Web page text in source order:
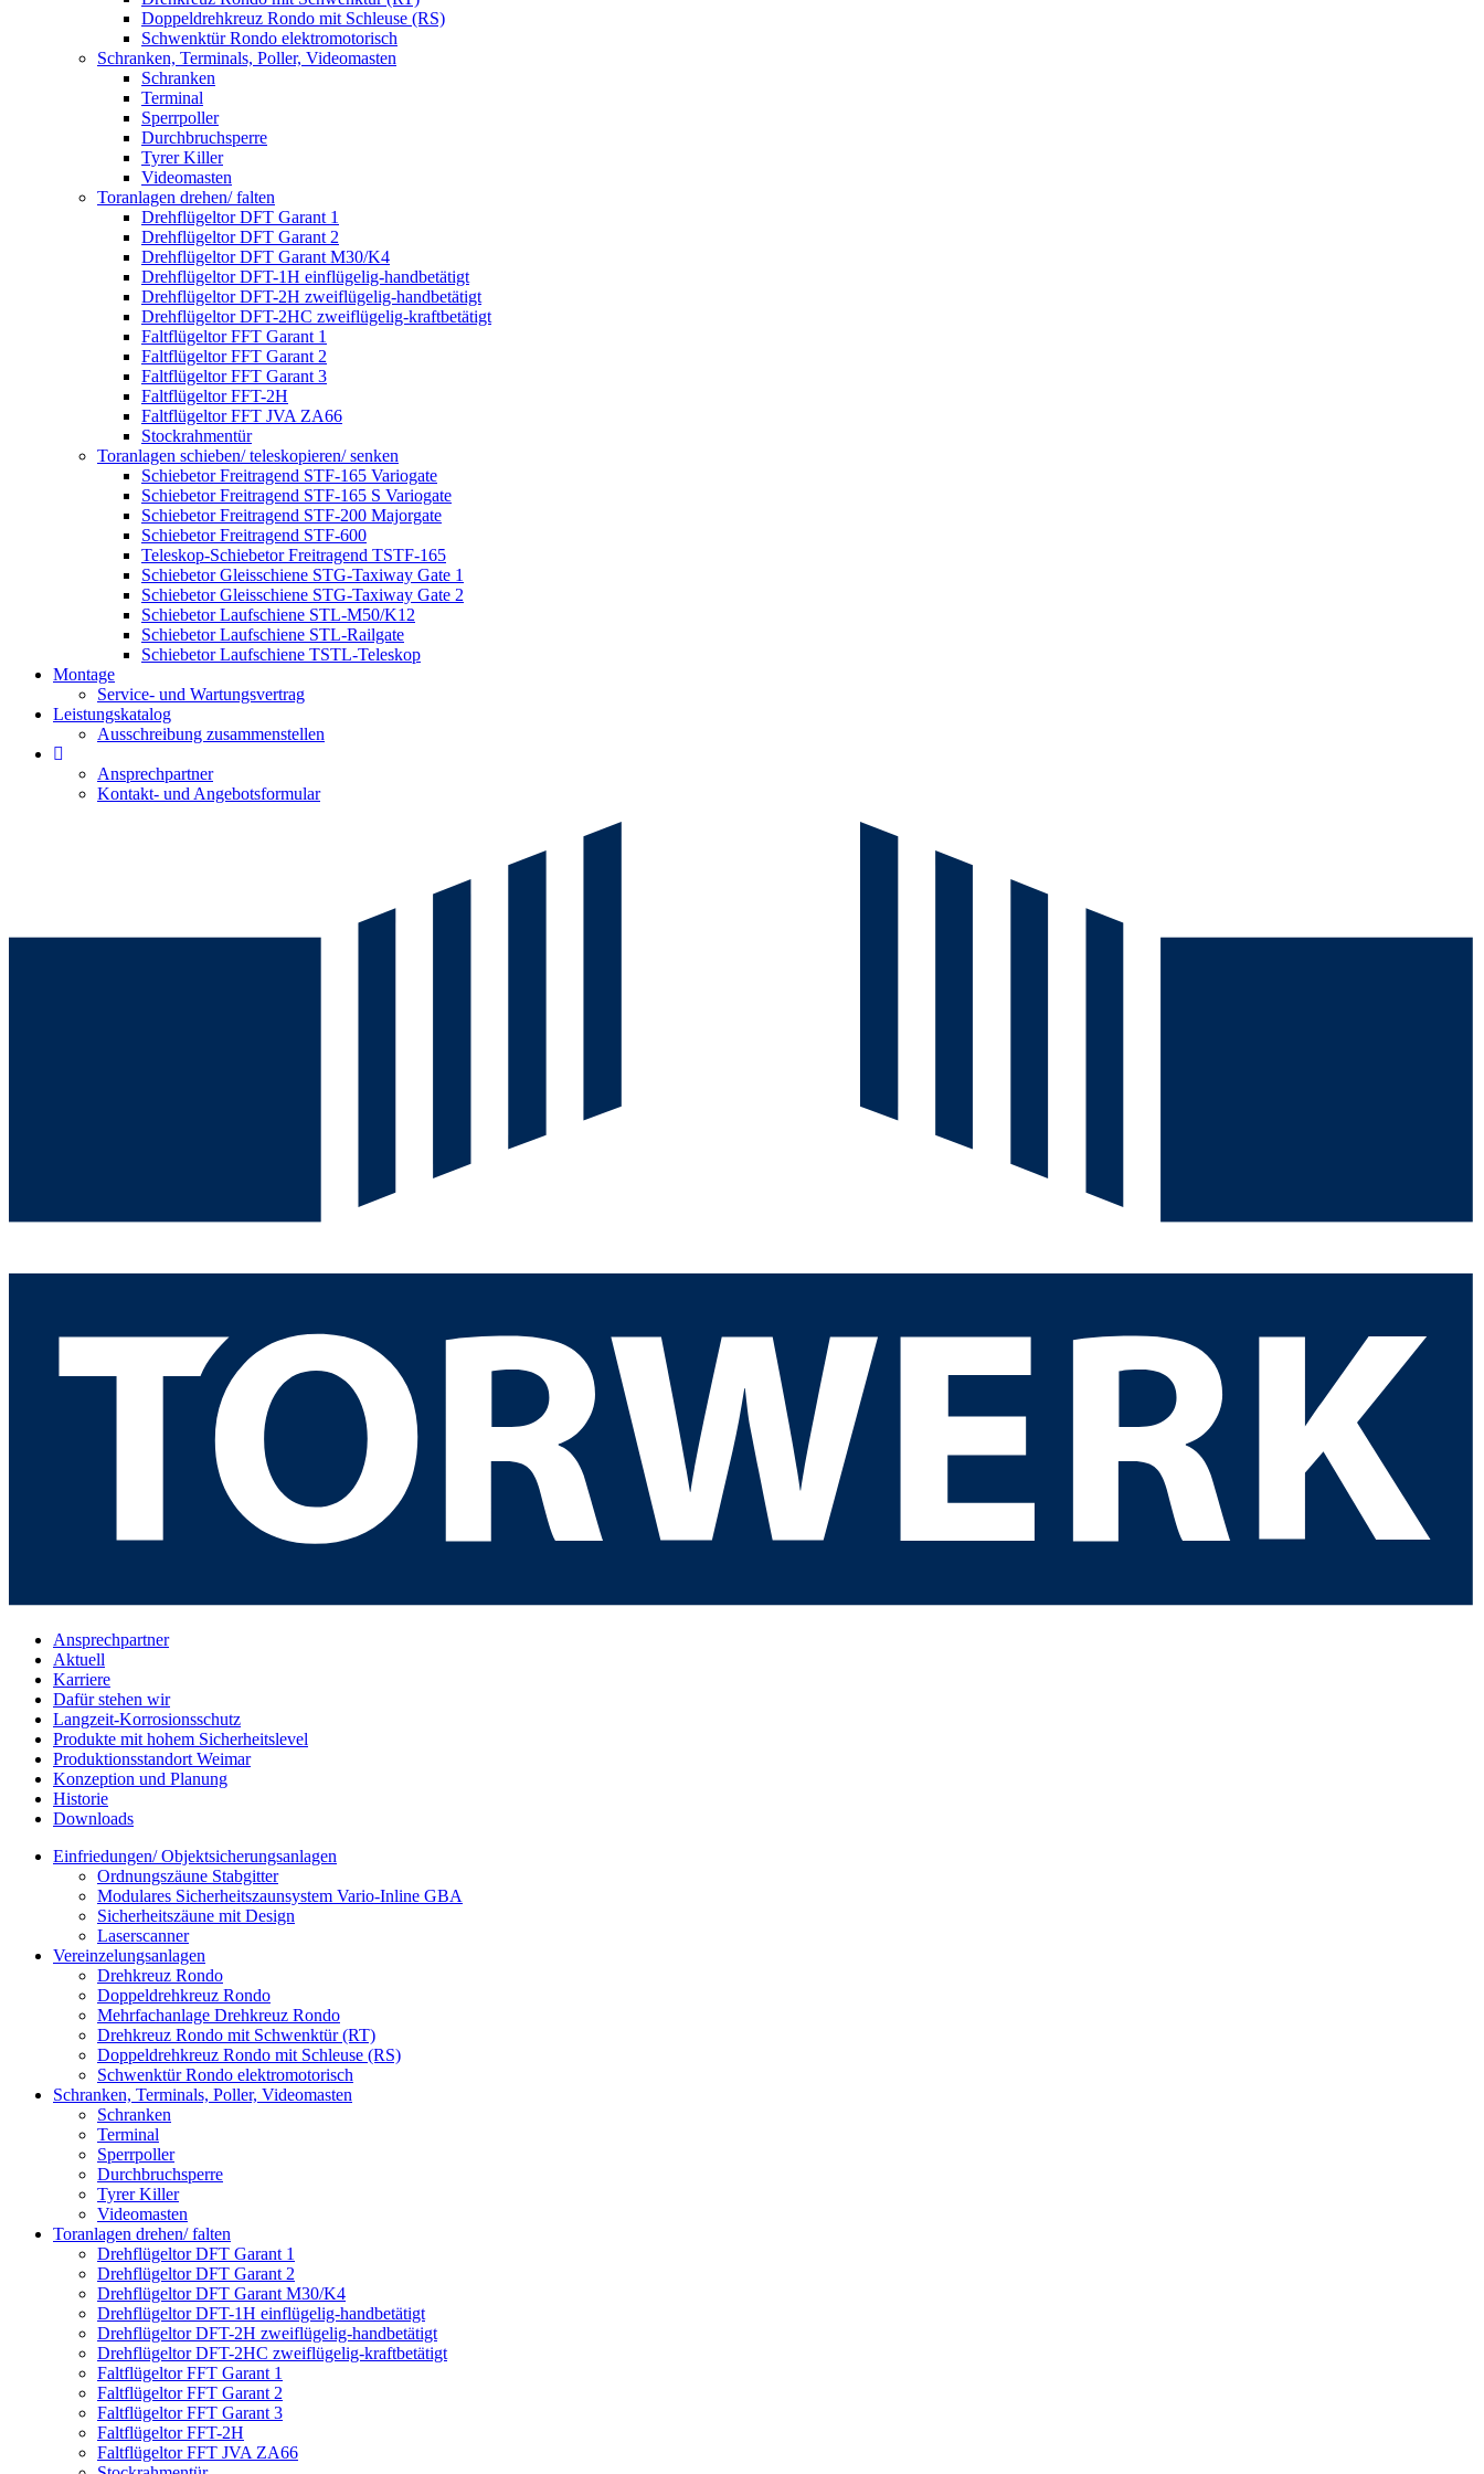
Doppeldrehkreuz Rondo mit Schleuse (RS)
Schwenktür Rondo elektromotorisch
Schranken, Terminals, Poller, Videomasten
Schranken
Terminal
Sperrpoller
Durchbruchsperre
Tyrer Killer
Videomasten
Toranlagen drehen/ falten
Drehflügeltor DFT Garant 1
Drehflügeltor DFT Garant 2
Drehflügeltor DFT Garant M30/K4
Drehflügeltor DFT-1H einflügelig-handbetätigt
Drehflügeltor DFT-2H zweiflügelig-handbetätigt
Drehflügeltor DFT-2HC zweiflügelig-kraftbetätigt
Faltflügeltor FFT Garant 1
Faltflügeltor FFT Garant 2
Faltflügeltor FFT Garant 3
Faltflügeltor FFT-2H
Faltflügeltor FFT JVA ZA66
Stockrahmentür
Toranlagen schieben/ teleskopieren/ senken
Schiebetor Freitragend STF-165 Variogate
Schiebetor Freitragend STF-165 S Variogate
Schiebetor Freitragend STF-200 Majorgate
Schiebetor Freitragend STF-600
Teleskop-Schiebetor Freitragend TSTF-165
Schiebetor Gleisschiene STG-Taxiway Gate 1
Schiebetor Gleisschiene STG-Taxiway Gate 2
Schiebetor Laufschiene STL-M50/K12
Schiebetor Laufschiene STL-Railgate
Schiebetor Laufschiene TSTL-Teleskop
Montage
Service- und Wartungsvertrag
Leistungskatalog
Ausschreibung zusammenstellen
Ansprechpartner
Kontakt- und Angebotsformular
Ansprechpartner
Aktuell
Karriere
Dafür stehen wir
Langzeit-Korrosionsschutz
Produkte mit hohem Sicherheitslevel
Produktionsstandort Weimar
Konzeption und Planung
Historie
Downloads
Einfriedungen/ Objektsicherungsanlagen
Ordnungszäune Stabgitter
Modulares Sicherheitszaunsystem Vario-Inline GBA
Sicherheitszäune mit Design
Laserscanner
Vereinzelungsanlagen
Drehkreuz Rondo
Doppeldrehkreuz Rondo
Mehrfachanlage Drehkreuz Rondo
Drehkreuz Rondo mit Schwenktür (RT)
Doppeldrehkreuz Rondo mit Schleuse (RS)
Schwenktür Rondo elektromotorisch
Schranken, Terminals, Poller, Videomasten
Schranken
Terminal
Sperrpoller
Durchbruchsperre
Tyrer Killer
Videomasten
Toranlagen drehen/ falten
Drehflügeltor DFT Garant 1
Drehflügeltor DFT Garant 2
Drehflügeltor DFT Garant M30/K4
Drehflügeltor DFT-1H einflügelig-handbetätigt
Drehflügeltor DFT-2H zweiflügelig-handbetätigt
Drehflügeltor DFT-2HC zweiflügelig-kraftbetätigt
Faltflügeltor FFT Garant 1
Faltflügeltor FFT Garant 2
Faltflügeltor FFT Garant 3
Faltflügeltor FFT-2H
Faltflügeltor FFT JVA ZA66